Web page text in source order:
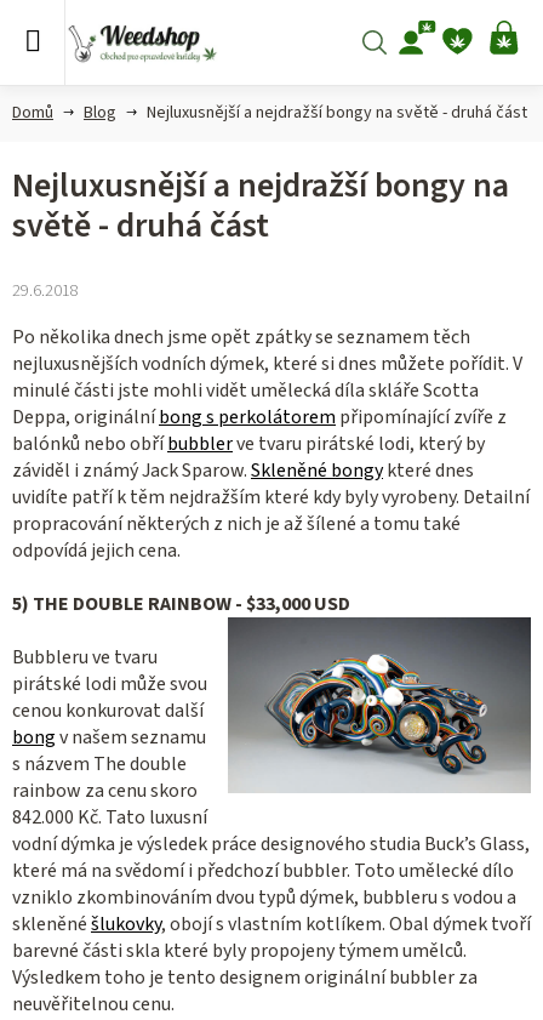
Hledat
Domů Blog Nejluxusnější a nejdražší bongy na světě - druhá část
Nejluxusnější a nejdražší bongy na
světě - druhá část
29.6.2018
Po několika dnech jsme opět zpátky se seznamem těch
nejluxusnějších vodních dýmek, které si dnes můžete pořídit. V
minulé části jste mohli vidět umělecká díla skláře Scotta
Deppa, originálníbong s perkolátorem připomínající zvíře z
balónků nebo obříbubblerve tvaru pirátské lodi, který by
záviděl i známý Jack Sparow.Skleněné bongykteré dnes
uvidíte patří k těm nejdražším které kdy byly vyrobeny. Detailní
propracování některých z nich je až šílené a tomu také
odpovídá jejich cena.
5) THE DOUBLE RAINBOW - $33,000 USD
Bubbleru ve tvaru
pirátské lodi může svou
cenou konkurovat další
bongv našem seznamu
s názvem The double
rainbow za cenu skoro
842.000 Kč. Tato luxusní
vodní dýmka je výsledek práce designového studia Buck’s Glass,
které má na svědomí i předchozí bubbler. Toto umělecké dílo
vzniklo zkombinováním dvou typů dýmek, bubbleru s vodou a
skleněnéšlukovky, obojí s vlastním kotlíkem. Obal dýmek tvoří
barevné části skla které byly propojeny týmem umělců.
Výsledkem toho je tento designem originální bubbler za
neuvěřitelnou cenu.